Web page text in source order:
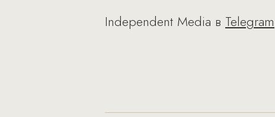
Independent Media в Telegram